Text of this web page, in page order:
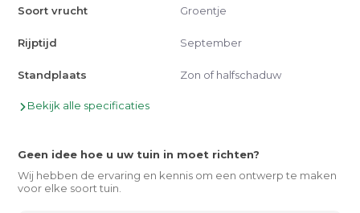
Soort vrucht Groentje
Rijptijd September
Standplaats Zon of halfschaduw
Bekijk alle specificaties
Geen idee hoe u uw tuin in moet richten?
Wij hebben de ervaring en kennis om een ontwerp te maken
voor elke soort tuin.